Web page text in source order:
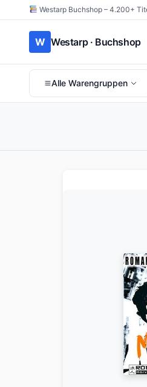
Westarp Buchshop – 4.200+
W Westarp · Buchshop
Alle Warengruppen